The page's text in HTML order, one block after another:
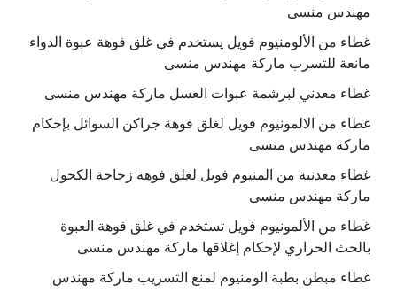
مهندس منسى
غطاء من الألومنيوم فويل يستخدم في غلق فوهة عبوة الدواء
مانعة للتسرب ماركة مهندس منسى
غطاء معدني لبرشمة عبوات العسل ماركة مهندس منسى
غطاء من الالمونيوم فويل لغلق فوهة جراكن السوائل بإحكام
ماركة مهندس منسى
غطاء معدنية من المنيوم فويل لغلق فوهة زجاجة الكحول
ماركة مهندس منسى
غطاء من الألمونيوم فويل تستخدم في غلق فوهة العبوة
بالحث الحراري لإحكام إغلاقها ماركة مهندس منسى
غطاء مبطن بطبة الومنيوم لمنع التسريب ماركة مهندس